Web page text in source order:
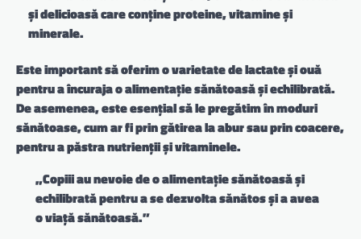
și delicioasă care conține proteine, vitamine și
minerale.
Este important să oferim o varietate de lactate și ouă
pentru a încuraja o alimentație sănătoasă și echilibrată.
De asemenea, este esențial să le pregătim în moduri
sănătoase, cum ar fi prin gătirea la abur sau prin coacere,
pentru a păstra nutrienții și vitaminele.
„Copiii au nevoie de o alimentație sănătoasă și
echilibrată pentru a se dezvolta sănătos și a avea
o viață sănătoasă.”